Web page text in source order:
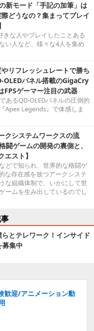
新モード「手記の加筆」は
どうなの？集まってプレイ
きな人やプレイしたことある
い人など、様々な4人を集め
リフレッシュレートで勝ち
OLEDパネル搭載のGigaCry
FPSゲーマー注目の武器
あるQD-OLEDパネルの圧倒的
Apex Legends』で体感しま
クシステムワークスの流
闘ゲームの開発の裏側と、
スト】
どで知られ、世界的な格闘ゲ
な存在感を放つアークシステ
な組織体制で、いかにして世
ームを生み出しているのでし
らとテレワーク！インサイド
集中
歓迎/アニメーション動